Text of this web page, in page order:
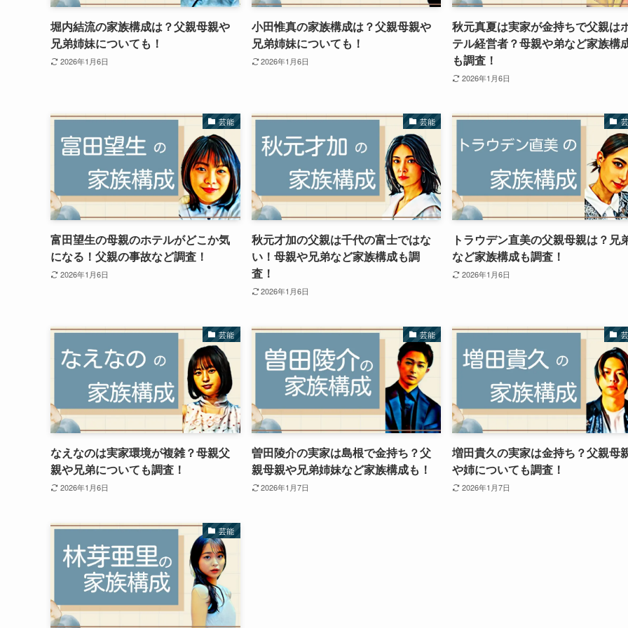
堀内結流の家族構成は？父親母親や
兄弟姉妹についても！
2026年1月6日
小田惟真の家族構成は？父親母親や
兄弟姉妹についても！
2026年1月6日
秋元真夏は実家が金持ちで父親は
テル経営者？母親や弟など家族構
も調査！
2026年1月6日
芸能
富田望生の母親のホテルがどこか気
になる！父親の事故など調査！
2026年1月6日
芸能
秋元才加の父親は千代の富士ではな
い！母親や兄弟など家族構成も調
査！
2026年1月6日
トラウデン直美の父親母親は？兄
など家族構成も調査！
2026年1月6日
芸能
なえなのは実家環境が複雑？母親父
親や兄弟についても調査！
2026年1月6日
芸能
曽田陵介の実家は島根で金持ち？父
親母親や兄弟姉妹など家族構成も！
2026年1月7日
増田貴久の実家は金持ち？父親母
や姉についても調査！
2026年1月7日
芸能